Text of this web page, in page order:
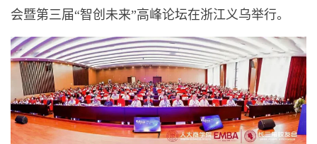
会暨第三届“智创未来”高峰论坛在浙江义乌举行。